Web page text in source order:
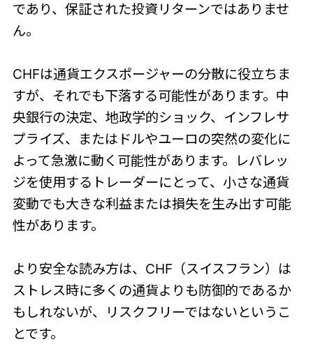
であり、保証された投資リターンではありませ
ん。
CHFは通貨エクスポージャーの分散に役立ちま
すが、それでも下落する可能性があります。中
央銀行の決定、地政学的ショック、インフレサ
プライズ、またはドルやユーロの突然の変化に
よって急激に動く可能性があります。レバレッ
ジを使用するトレーダーにとって、小さな通貨
変動でも大きな利益または損失を生み出す可能
性があります。
より安全な読み方は、CHF（スイスフラン）は
ストレス時に多くの通貨よりも防御的であるか
もしれないが、リスクフリーではないというこ
とです。